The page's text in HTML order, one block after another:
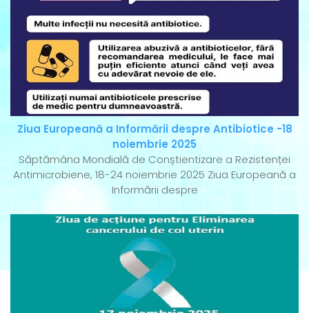
Ziua Europeană a Informării despre Antibiotice -18
noiembrie 2025
Săptămâna Mondială de Conștientizare a Rezistenței
Antimicrobiene, 18-24 noiembrie 2025 Ziua Europeană a
Informării despre